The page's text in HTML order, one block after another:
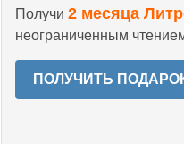
Получи 2 месяца
неограниченным
ПОЛУЧИТЬ